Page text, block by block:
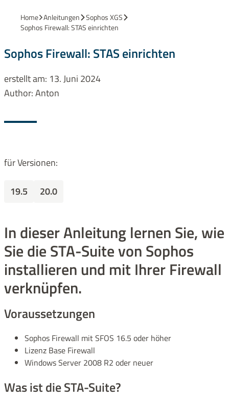
Home Anleitungen
Sophos XGS
Sophos Firewall: STAS einrichten
Sophos Firewall: STAS einrichten
erstellt am: 13. Juni 2024
Author:Anton
für Versionen:
19.5 20.0
In dieser Anleitung lernen Sie, wie
Sie die STA-Suite von Sophos
installieren und mit Ihrer Firewall
verknüpfen.
Voraussetzungen
Sophos Firewall mit SFOS 16.5 oder höher
Lizenz Base Firewall
Windows Server 2008 R2 oder neuer
Was ist die STA-Suite?